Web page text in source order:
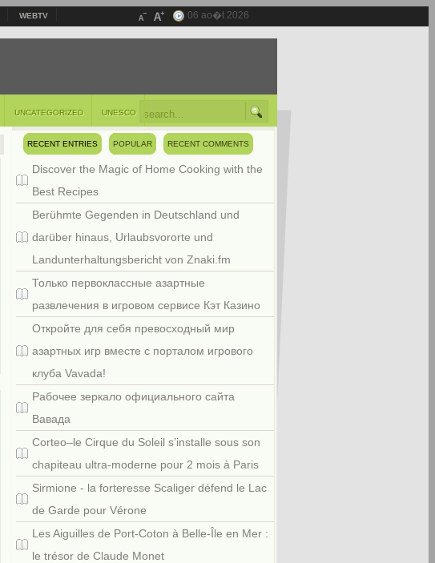
WEBTV 06 ao�t 2026
UNCATEGORIZED UNESCO
RECENT ENTRIES POPULAR RECENT COMMENTS
Discover the Magic of Home Cooking with the
Best Recipes
Berühmte Gegenden in Deutschland und
darüber hinaus, Urlaubsvororte und
Landunterhaltungsbericht von Znaki.fm
Только первоклассные азартные
развлечения в игровом сервисе Кэт Казино
Откройте для себя превосходный мир
азартных игр вместе с порталом игрового
клуба Vavada!
Рабочее зеркало официального сайта
Вавада
Corteo–le Cirque du Soleil s’installe sous son
chapiteau ultra-moderne pour 2 mois à Paris
Sirmione - la forteresse Scaliger défend le Lac
de Garde pour Vérone
Les Aiguilles de Port-Coton à Belle-Île en Mer :
le trésor de Claude Monet